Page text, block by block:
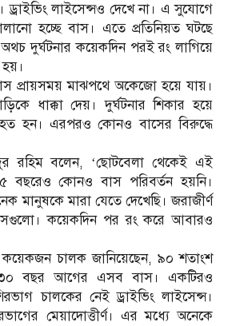
ড্রাইভিং লাই‌সেন্সও দেখে না। এ সুযোগে
হ‌চ্ছে বাস। এতে প্রতি‌নিয়ত ঘট‌ছে
অথচ দুর্ঘটনার কয়েকদিন পরই রং লাগিয়ে
প্রায়সময় মাঝপথে অকেজো হ‌য়ে যায়।
ধাক্কা দেয়। দুর্ঘটনার শিকার হয়ে
হন। এরপরও কোনও বাসের বিরুদ্ধে
র‌হিম ব‌লেন, ‘ছোট‌বেলা থে‌কেই এই
বছরেও কোনও বাস পরিবর্তন হয়নি।
মানুষকে মারা যেতে দে‌খে‌ছি। জরাজীর্ণ
ক‌য়েক‌দিন পর রং করে আবারও
ক‌য়েকজন চালক জানিয়েছেন, ৯০ শতাংশ
৩০ বছর আগের এসব বাস। একটিরও
চাল‌কের নেই ড্রাইভিং লাইসেন্স।
মেয়াদোত্তীর্ণ। এর মধ্যে অনেকে